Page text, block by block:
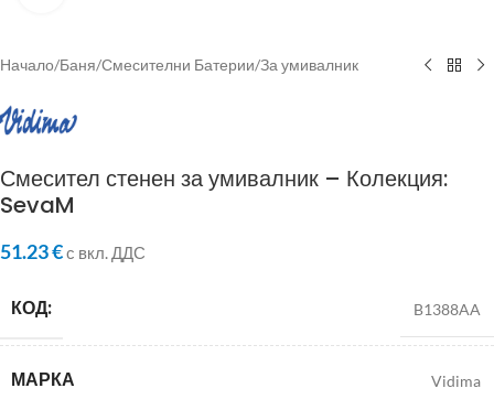
Начало/Баня/Смесителни Батерии/За умивалник
Смесител стенен за умивалник – Колекция:
SevaM
51.23€с вкл. ДДС
КОД: B1388AA
МАРКА Vidima